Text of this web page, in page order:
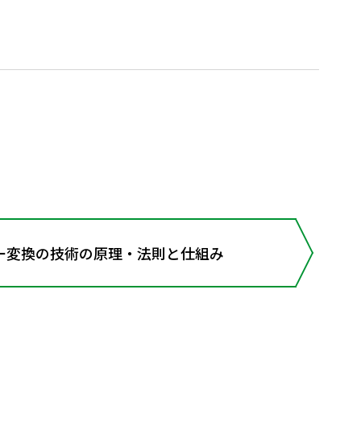
換の技術の原理・法則と仕組み